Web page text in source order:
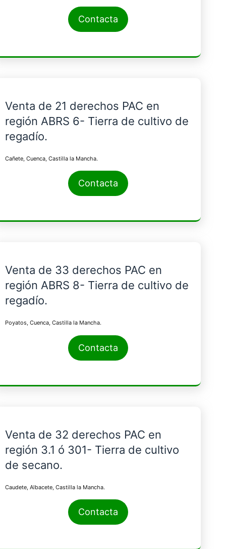
Contacta
Venta de 21 derechos PAC en
región ABRS 6- Tierra de cultivo de
regadío.
Cañete, Cuenca, Castilla la Mancha.
Contacta
Venta de 33 derechos PAC en
región ABRS 8- Tierra de cultivo de
regadío.
Poyatos, Cuenca, Castilla la Mancha.
Contacta
Venta de 32 derechos PAC en
región 3.1 ó 301- Tierra de cultivo
de secano.
Caudete, Albacete, Castilla la Mancha.
Contacta